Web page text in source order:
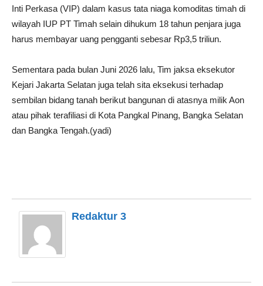
Inti Perkasa (VIP) dalam kasus tata niaga komoditas timah di
wilayah IUP PT Timah selain dihukum 18 tahun penjara juga
harus membayar uang pengganti sebesar Rp3,5 triliun.
Sementara pada bulan Juni 2026 lalu, Tim jaksa eksekutor
Kejari Jakarta Selatan juga telah sita eksekusi terhadap
sembilan bidang tanah berikut bangunan di atasnya milik Aon
atau pihak terafiliasi di Kota Pangkal Pinang, Bangka Selatan
dan Bangka Tengah.(yadi)
Redaktur 3